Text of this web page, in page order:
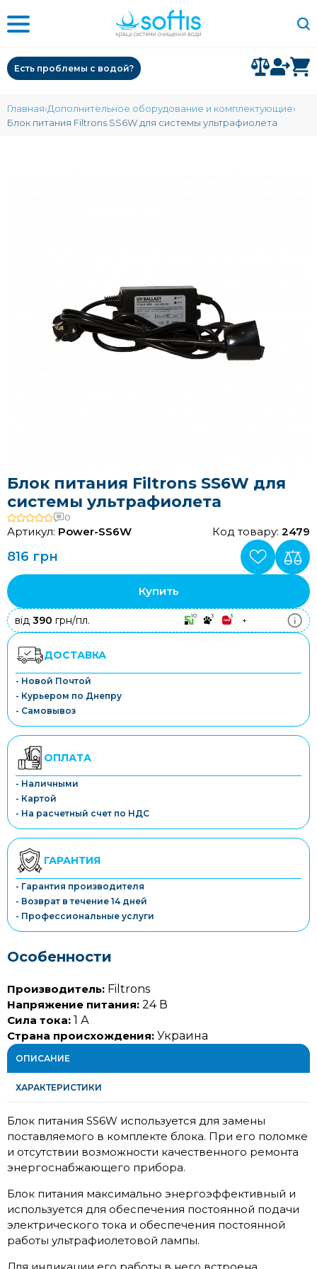
Есть проблемы с водой?
Главная Дополнительное оборудование и комплектующие
Блок питания Filtrons SS6W для системы ультрафиолета
Блок питания Filtrons SS6W для
системы ультрафиолета
0
Артикул: Power-SS6W Код товару: 2479
816 грн
Купить
від 390 грн/пл. 10 3 3 +
ДОСТАВКА
- Новой Почтой
- Курьером по Днепру
- Самовывоз
ОПЛАТА
- Наличными
- Картой
- На расчетный счет по НДС
ГАРАНТИЯ
- Гарантия производителя
- Возврат в течение 14 дней
- Профессиональные услуги
Особенности
Производитель: Filtrons
Напряжение питания: 24 В
Сила тока: 1 А
Страна происхождения: Украина
ОПИСАНИЕ
ХАРАКТЕРИСТИКИ
Блок питания SS6W используется для замены
поставляемого в комплекте блока. При его поломке
и отсутствии возможности качественного ремонта
энергоснабжающего прибора.
Блок питания максимально энергоэффективный и
используется для обеспечения постоянной подачи
электрического тока и обеспечения постоянной
работы ультрафиолетовой лампы.